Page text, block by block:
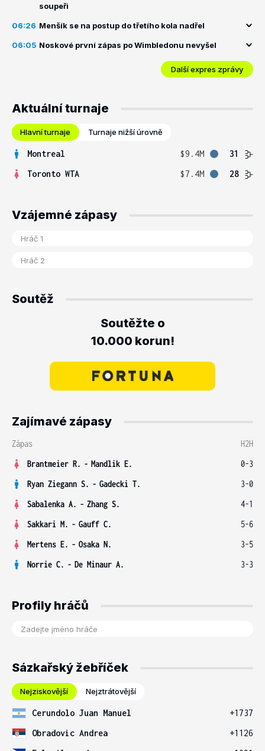
soupeři
06:26 Menšík se na postup do třetího kola nadřel
06:05 Noskové první zápas po Wimbledonu nevyšel
Další expres zprávy
Aktuální turnaje
Hlavní turnaje Turnaje nižší úrovně
Montreal $9.4M
31
Toronto WTA
$7.4M 28
Vzájemné zápasy
Soutěž
Soutěžte o
10.000 korun!
Zajímavé zápasy
Zápas
H2H
Brantmeier R. - Mandlik E.
0-3
Ryan Ziegann S. - Gadecki T.
3-0
Sabalenka A. - Zhang S.
4-1
Sakkari M. - Gauff C.
5-6
Mertens E. - Osaka N.
3-5
Norrie C. - De Minaur A. 3-3
Profily hráčů
Sázkařský žebříček
Nejziskovější Nejztrátovější
Cerundolo Juan Manuel
+1737
Obradovic Andrea
+1126